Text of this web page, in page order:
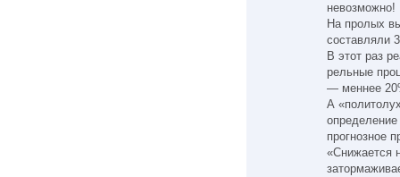
невозможно!
На пролых
составляли
В этот раз
рельные
— меннее
А
прогнозное
«Снижается